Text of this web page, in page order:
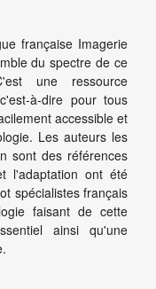
française Imagerie
du spectre de ce
une ressource
à-dire pour tous
accessible et
Les auteurs les
sont des références
l'adaptation ont été
spécialistes français
faisant de cette
ainsi qu'une